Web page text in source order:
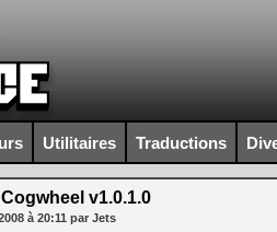
Utilitaires Traductions
Cogwheel v1.0.1.0
à 20:11 par Jets